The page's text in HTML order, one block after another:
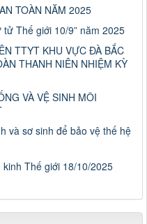
TOÀN NĂM 2025
Thế giới 10/9” năm 2025
TTYT KHU VỰC ĐÀ BẮC
THANH NIÊN NHIỆM KỲ
VÀ VỆ SINH MÔI
và sơ sinh để bảo vệ thế hệ
Thế giới 18/10/2025